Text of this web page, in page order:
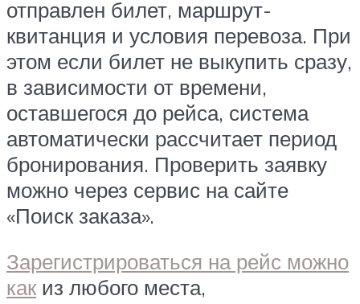
отправлен билет, маршрут-
квитанция и условия перевоза. При
этом если билет не выкупить сразу,
в зависимости от времени,
оставшегося до рейса, система
автоматически рассчитает период
бронирования. Проверить заявку
можно через сервис на сайте
«Поиск заказа».
Зарегистрироваться на рейс можно
как из любого места,